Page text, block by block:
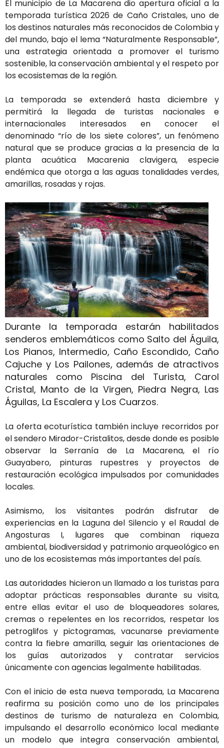
El municipio de La Macarena dio apertura oficial a la
temporada turística 2026 de Caño Cristales, uno de
los destinos naturales más reconocidos de Colombia y
del mundo, bajo el lema “Naturalmente Responsable”,
una estrategia orientada a promover el turismo
sostenible, la conservación ambiental y el respeto por
los ecosistemas de la región.
La temporada se extenderá hasta diciembre y
permitirá la llegada de turistas nacionales e
internacionales interesados en conocer el
denominado “río de los siete colores”, un fenómeno
natural que se produce gracias a la presencia de la
planta acuática Macarenia clavigera, especie
endémica que otorga a las aguas tonalidades verdes,
amarillas, rosadas y rojas.
Durante la temporada estarán habilitados
senderos emblemáticos como Salto del Águila,
Los Pianos, Intermedio, Caño Escondido, Caño
Cajuche y Los Pailones, además de atractivos
naturales como Piscina del Turista, Carol
Cristal, Manto de la Virgen, Piedra Negra, Las
Águilas, La Escalera y Los Cuarzos.
La oferta ecoturística también incluye recorridos por
el sendero Mirador-Cristalitos, desde donde es posible
observar la Serranía de La Macarena, el río
Guayabero, pinturas rupestres y proyectos de
restauración ecológica impulsados por comunidades
locales.
Asimismo, los visitantes podrán disfrutar de
experiencias en la Laguna del Silencio y el Raudal de
Angosturas I, lugares que combinan riqueza
ambiental, biodiversidad y patrimonio arqueológico en
uno de los ecosistemas más importantes del país.
Las autoridades hicieron un llamado a los turistas para
adoptar prácticas responsables durante su visita,
entre ellas evitar el uso de bloqueadores solares,
cremas o repelentes en los recorridos, respetar los
petroglifos y pictogramas, vacunarse previamente
contra la fiebre amarilla, seguir las orientaciones de
los guías autorizados y contratar servicios
únicamente con agencias legalmente habilitadas.
Con el inicio de esta nueva temporada, La Macarena
reafirma su posición como uno de los principales
destinos de turismo de naturaleza en Colombia,
impulsando el desarrollo económico local mediante
un modelo que integra conservación ambiental,